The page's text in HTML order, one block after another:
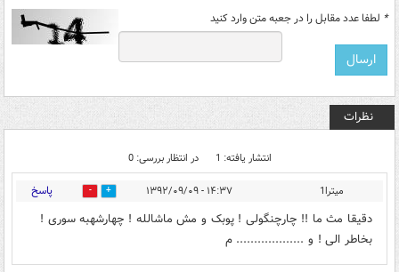
* لطفا عدد مقابل را در جعبه متن وارد کنید
نظرات
انتشار یافته: 1 در انتظار بررسی: 0
میترا1 ۱۴:۳۷ - ۱۳۹۲/۰۹/۰۹ 0 پاسخ
دقیقا مث ما !! چارچنگولی ! پوبک و مش ماشالله ! چهارشهبه سوری !
بخاطر الی ! و ................... م